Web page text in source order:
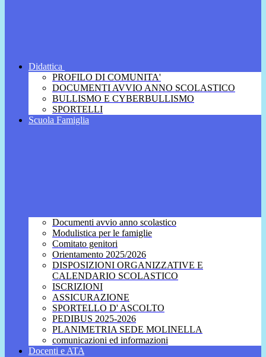
Didattica
PROFILO DI COMUNITA'
DOCUMENTI AVVIO ANNO SCOLASTICO
BULLISMO E CYBERBULLISMO
SPORTELLI
Scuola Famiglia
Documenti avvio anno scolastico
Modulistica per le famiglie
Comitato genitori
Orientamento 2025/2026
DISPOSIZIONI ORGANIZZATIVE E
CALENDARIO SCOLASTICO
ISCRIZIONI
ASSICURAZIONE
SPORTELLO D' ASCOLTO
PEDIBUS 2025-2026
PLANIMETRIA SEDE MOLINELLA
comunicazioni ed informazioni
Docenti e ATA